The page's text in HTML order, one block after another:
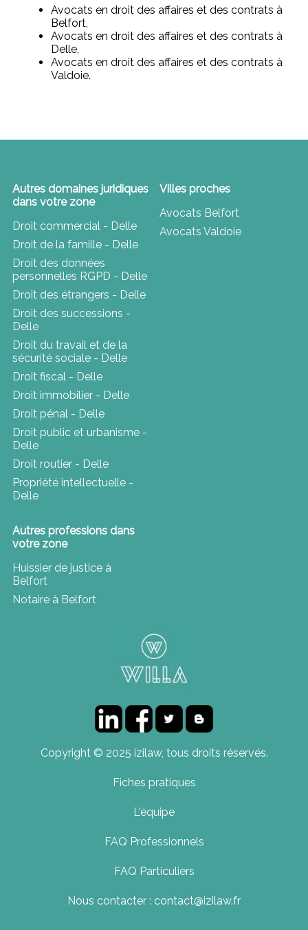
Avocats en droit des affaires et des contrats à
Belfort,
Avocats en droit des affaires et des contrats à
Delle,
Avocats en droit des affaires et des contrats à
Valdoie.
Autres domaines juridiques
dans votre zone
Droit commercial - Delle
Droit de la famille - Delle
Droit des données
personnelles RGPD - Delle
Droit des étrangers - Delle
Droit des successions -
Delle
Droit du travail et de la
sécurité sociale - Delle
Droit fiscal - Delle
Droit immobilier - Delle
Droit pénal - Delle
Droit public et urbanisme -
Delle
Droit routier - Delle
Propriété intellectuelle -
Delle
Autres professions dans
votre zone
Huissier de justice à
Belfort
Notaire à Belfort
Villes proches
Avocats Belfort
Avocats Valdoie
Copyright © 2025 izilaw, tous droits réservés.
Fiches pratiques
L'équipe
FAQ Professionnels
FAQ Particuliers
Nous contacter : contact@izilaw.fr